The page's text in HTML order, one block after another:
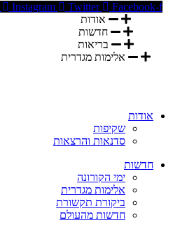
Instagram Twitter
Facebook-f
אודות
חדשות
בריאות
אלימות מגדרית
אודות
שקיפות
סדנאות והרצאות
חדשות
ימי הקורונה
אלימות מגדרית
ביקורת תקשורת
חדשות מהעולם